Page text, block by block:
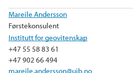
Mareile Andersson
Førstekonsulent
Institutt for geovitenskap
+47 55 58 83 61
+47 902 66 494
mareile.andersson@uib.no